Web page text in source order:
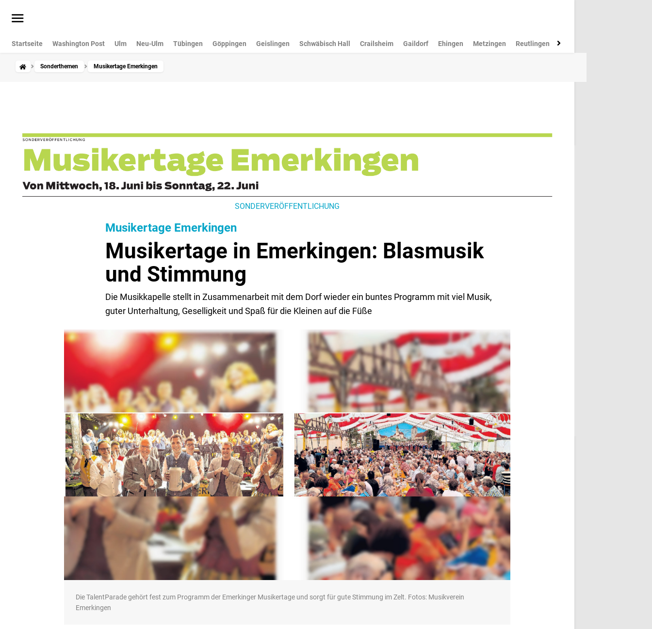
Startseite Washington Post Ulm Neu-Ulm Tübingen Göppingen Geislingen Schwäbisch Hall Crailsheim Gaildorf Ehingen Metzingen Reutlingen Münsingen
Sonderthemen Musikertage Emerkingen
SONDERVERÖFFENTLICHUNG
Musikertage Emerkingen
Musikertage in Emerkingen: Blasmusik
und Stimmung
Die Musikkapelle stellt in Zusammenarbeit mit dem Dorf wieder ein buntes Programm mit viel Musik,
guter Unterhaltung, Geselligkeit und Spaß für die Kleinen auf die Füße
Die TalentParade gehört fest zum Programm der Emerkinger Musikertage und sorgt für gute Stimmung im Zelt. Fotos: Musikverein
Emerkingen